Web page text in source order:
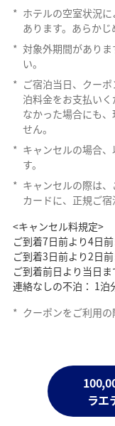
* ホテルの空室状況
あります。あらかじ
* 対象外期間があり
い。
* ご宿泊当日、クー
泊料金をお支払い
なかった場合にも
せん。
* キャンセルの場合
す。
* キャンセルの際は
カードに、正規ご宿
<キャンセル料規定>
ご到着7日前より4日
ご到着3日前より2日
ご到着前日より当日
連絡なしの不泊： 1泊
* クーポンをご利用の
ラエ